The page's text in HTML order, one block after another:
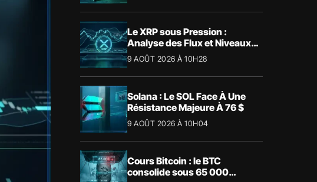
Le XRP sous Pression :
Analyse des Flux et Niveaux
Clés à Surveiller
9 AOÛT 2026 À 10H28
Solana : Le SOL Face À Une
Résistance Majeure À 76 $
9 AOÛT 2026 À 10H04
Cours Bitcoin : le BTC
consolide sous 65 000